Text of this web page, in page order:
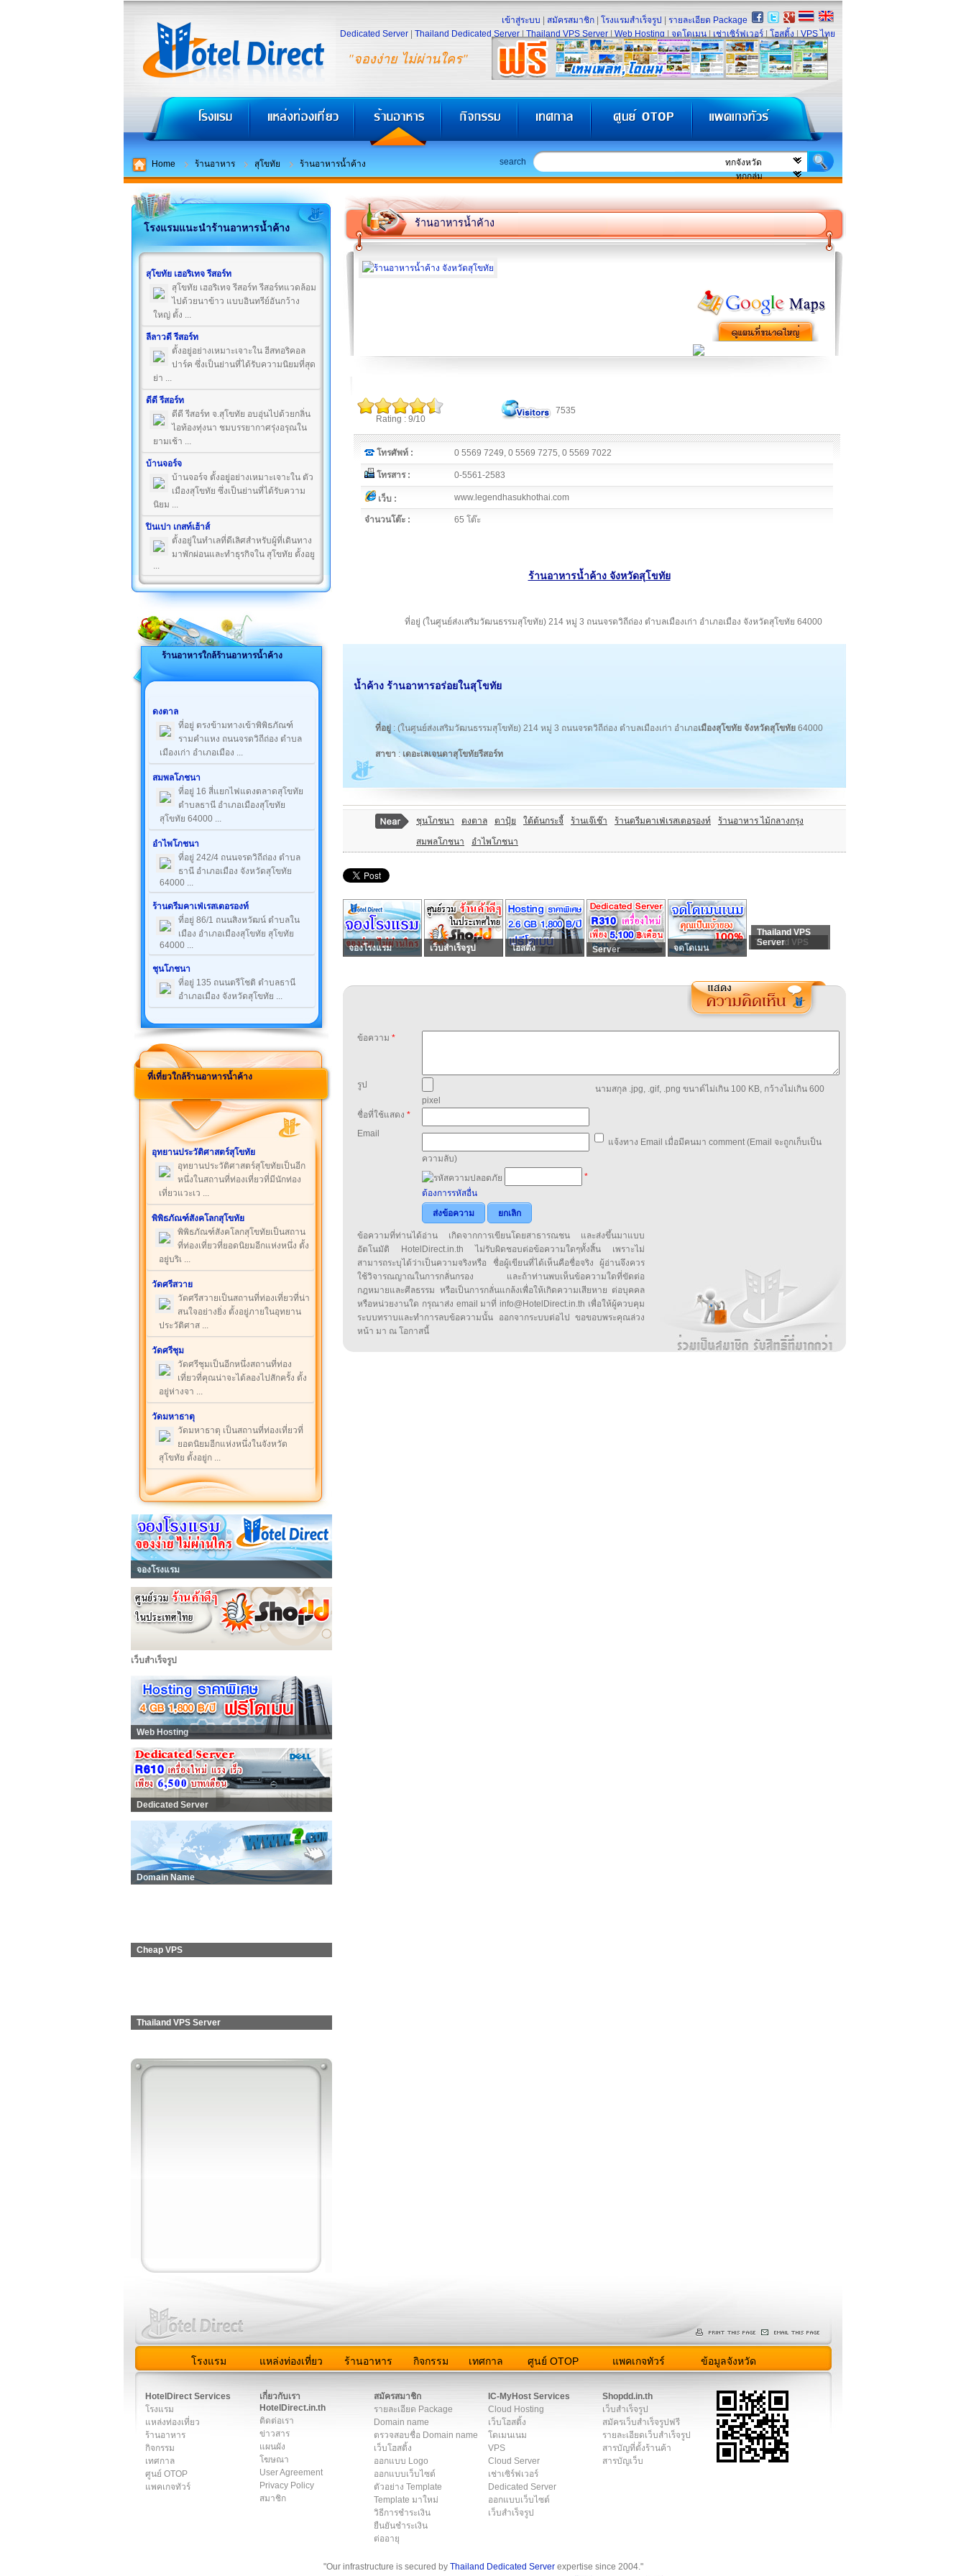
"จองง่าย ไม่ผ่านใคร"
เข้าสู่ระบบ สมัครสมาชิก โรงแรมสำเร็จรูป
รายละเอียด Package
Dedicated Server
Thailand Dedicated Server Thailand VPS Server Web Hosting จดโดเมน เช่าเซิร์ฟเวอร์ โฮสติ้ง VPS ไทย
Home ร้านอาหาร สุโขทัย ร้านอาหารน้ำค้าง search
โรงแรมแนะนำร้านอาหารน้ำค้าง
สุโขทัย เฮอริเทจ รีสอร์ท
สุโขทัย เฮอริเทจ รีสอร์ท รีสอร์ทแวดล้อม
ไปด้วยนาข้าว แบบอินทรีย์อันกว้าง
ใหญ่ ตั้ง ...
ลีลาวดี รีสอร์ท
ตั้งอยู่อย่างเหมาะเจาะใน ฮีสทอริคอล
ปาร์ค ซึ่งเป็นย่านที่ได้รับความนิยมที่สุด
ย่า ...
ดีดี รีสอร์ท
ดีดี รีสอร์ท จ.สุโขทัย อบอุ่นไปด้วยกลิ่น
ไอท้องทุ่งนา ชมบรรยากาศรุ่งอรุณใน
ยามเช้า ...
บ้านจอร์จ
บ้านจอร์จ ตั้งอยู่อย่างเหมาะเจาะใน ตัว
เมืองสุโขทัย ซึ่งเป็นย่านที่ได้รับความ
นิยม ...
ปินเปา เกสท์เฮ้าส์
ตั้งอยู่ในทำเลที่ดีเลิศสำหรับผู้ที่เดินทาง
มาพักผ่อนและทำธุรกิจใน สุโขทัย ตั้งอยู
...
ร้านอาหารใกล้ร้านอาหารน้ำค้าง
ดงตาล
ที่อยู่ ตรงข้ามทางเข้าพิพิธภัณฑ์
รามคำแหง ถนนจรดวิถีถ่อง ตำบล
เมืองเก่า อำเภอเมือง ...
สมพลโภชนา
ที่อยู่ 16 สี่แยกไฟแดงตลาดสุโขทัย
ตำบลธานี อำเภอเมืองสุโขทัย
สุโขทัย 64000 ...
อำไพโภชนา
ที่อยู่ 242/4 ถนนจรดวิถีถ่อง ตำบล
ธานี อำเภอเมือง จังหวัดสุโขทัย
64000 ...
ร้านดรีมคาเฟ่เรสเตอรองท์
ที่อยู่ 86/1 ถนนสิงหวัฒน์ ตำบลใน
เมือง อำเภอเมืองสุโขทัย สุโขทัย
64000 ...
ชุนโภชนา
ที่อยู่ 135 ถนนตรีโชติ ตำบลธานี
อำเภอเมือง จังหวัดสุโขทัย ...
ที่เที่ยวใกล้ร้านอาหารน้ำค้าง
อุทยานประวัติศาสตร์สุโขทัย
อุทยานประวัติศาสตร์สุโขทัยเป็นอีก
หนึ่งในสถานที่ท่องเที่ยวที่มีนักท่อง
เที่ยวแวะเว ...
พิพิธภัณฑ์สังคโลกสุโขทัย
พิพิธภัณฑ์สังคโลกสุโขทัยเป็นสถาน
ที่ท่องเที่ยวที่ยอดนิยมอีกแห่งหนึ่ง ตั้ง
อยู่บริเ ...
วัดศรีสวาย
วัดศรีสวายเป็นสถานที่ท่องเที่ยวที่น่า
สนใจอย่างยิ่ง ตั้งอยู่ภายในอุทยาน
ประวัติศาส ...
วัดศรีชุม
วัดศรีชุมเป็นอีกหนึ่งสถานที่ท่อง
เที่ยวที่คุณน่าจะได้ลองไปสักครั้ง ตั้ง
อยู่ห่างจา ...
วัดมหาธาตุ
วัดมหาธาตุ เป็นสถานที่ท่องเที่ยวที่
ยอดนิยมอีกแห่งหนึ่งในจังหวัด
สุโขทัย ตั้งอยู่ก ...
จองโรงแรม
เว็บสำเร็จรูป
Web Hosting
Dedicated Server
Domain Name
Cheap VPS
Thailand VPS Server
ร้านอาหารน้ำค้าง
Rating : 9/10
7535
โทรศัพท์ : 0 5569 7249, 0 5569 7275, 0 5569 7022
โทรสาร : 0-5561-2583
เว็บ : www.legendhasukhothai.com
จำนวนโต๊ะ : 65 โต๊ะ
ร้านอาหารน้ำค้าง จังหวัดสุโขทัย
ที่อยู่ (ในศูนย์ส่งเสริมวัฒนธรรมสุโขทัย) 214 หมู่ 3 ถนนจรดวิถีถ่อง ตำบลเมืองเก่า อำเภอเมือง จังหวัดสุโขทัย 64000
น้ำค้าง ร้านอาหารอร่อยในสุโขทัย
ที่อยู่ : (ในศูนย์ส่งเสริมวัฒนธรรมสุโขทัย) 214 หมู่ 3 ถนนจรดวิถีถ่อง ตำบลเมืองเก่า อำเภอเมืองสุโขทัย จังหวัดสุโขทัย 64000
สาขา : เดอะเลเจนดาสุโขทัยรีสอร์ท
ชุนโภชนา ดงตาล ตาปุ้ย ใต้ต้นกระจี้ ร้านเจ๊เช๊า ร้านดรีมคาเฟ่เรสเตอรองท์ ร้านอาหาร ไม้กลางกรุง
สมพลโภชนา อำไพโภชนา
จองโรงแรม เว็บสำเร็จรูป โฮสติ้ง Server จดโดเมน
Thailand VPS
Thailand VPS
Server
ข้อความ *
รูป
นามสกุล .jpg, .gif, .png ขนาด์ไม่เกิน 100 KB, กว้างไม่เกิน 600
pixel
ชื่อที่ใช้แสดง *
Email
แจ้งทาง Email เมื่อมีคนมา comment (Email จะถูกเก็บเป็น
ความลับ)
*
ต้องการรหัสอื่น
ส่งข้อความ
ยกเลิก
ข้อความที่ท่านได้อ่าน เกิดจากการเขียนโดยสาธารณชน และส่งขึ้นมาแบบ
อัตโนมัติ HotelDirect.in.th ไม่รับผิดชอบต่อข้อความใดๆทั้งสิ้น เพราะไม่
สามารถระบุได้ว่าเป็นความจริงหรือ ชื่อผู้เขียนที่ได้เห็นคือชื่อจริง ผู้อ่านจึงควร
ใช้วิจารณญาณในการกลั่นกรอง และถ้าท่านพบเห็นข้อความใดที่ขัดต่อ
กฎหมายและศีลธรรม หรือเป็นการกลั่นแกล้งเพื่อให้เกิดความเสียหาย ต่อบุคคล
หรือหน่วยงานใด กรุณาส่ง email มาที่ info@HotelDirect.in.th เพื่อให้ผู้ควบคุม
ระบบทราบและทำการลบข้อความนั้น ออกจากระบบต่อไป ขอขอบพระคุณล่วง
หน้า มา ณ โอกาสนี้
โรงแรม แหล่งท่องเที่ยว ร้านอาหาร กิจกรรม เทศกาล ศูนย์ OTOP แพคเกจทัวร์ ข้อมูลจังหวัด
HotelDirect Services
โรงแรม
แหล่งท่องเที่ยว
ร้านอาหาร
กิจกรรม
เทศกาล
ศูนย์ OTOP
แพคเกจทัวร์
เกี่ยวกับเรา
HotelDirect.in.th
ติดต่อเรา
ข่าวสาร
แผนผัง
โฆษณา
User Agreement
Privacy Policy
สมาชิก
สมัครสมาชิก
รายละเอียด Package
Domain name
ตรวจสอบชื่อ Domain name
เว็บโฮสติ้ง
ออกแบบ Logo
ออกแบบเว็บไซต์
ตัวอย่าง Template
Template มาใหม่
วิธีการชำระเงิน
ยืนยันชำระเงิน
ต่ออายุ
IC-MyHost Services
Cloud Hosting
เว็บโฮสติ้ง
โดเมนเนม
VPS
Cloud Server
เช่าเซิร์ฟเวอร์
Dedicated Server
ออกแบบเว็บไซต์
เว็บสำเร็จรูป
Shopdd.in.th
เว็บสำเร็จรูป
สมัครเว็บสำเร็จรูปฟรี
รายละเอียดเว็บสำเร็จรูป
สารบัญที่ตั้งร้านค้า
สารบัญเว็บ
"Our infrastructure is secured by Thailand Dedicated Serverexpertise since 2004."